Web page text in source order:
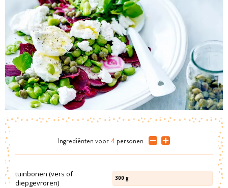
Ingrediënten voor 4 personen
tuinbonen (vers of
diepgevroren)
300 g